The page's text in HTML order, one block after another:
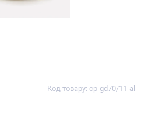
Код товару: cp-gd70/11-al